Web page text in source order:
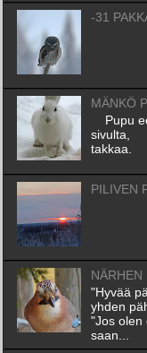
-31
MÄNKÖ
Pupu
takkaa.
PILIVEN
NÄRHEN
"Hyvää
yhden
"Jos olen
saan...